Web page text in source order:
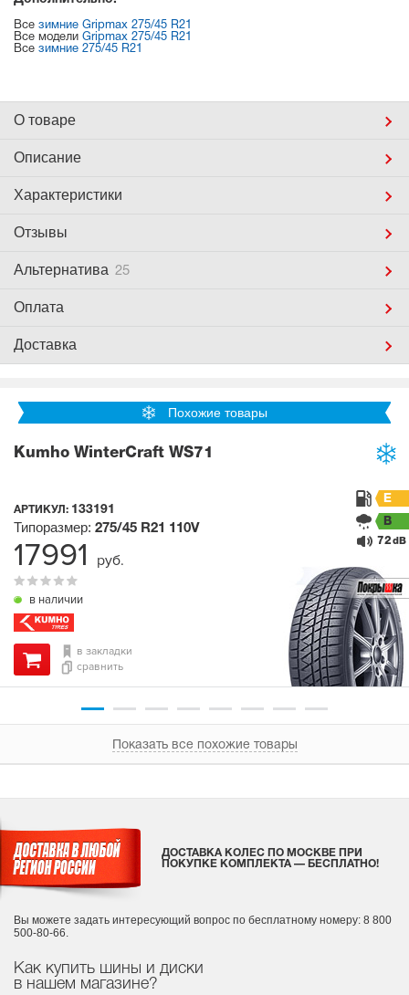
Все зимние Gripmax 275/45 R21
Все модели Gripmax 275/45 R21
Все зимние 275/45 R21
О товаре
Описание
Характеристики
Отзывы
Альтернатива 25
Оплата
Доставка
Похожие товары
Kumho WinterCraft WS71
АРТИКУЛ: 133191
в наличии
Типоразмер: 275/45 R21 110V
E
B
72 dB
в закладки
сравнить
17991 руб.
Показать все похожие товары
Как купить шины и диски
в нашем магазине?
ДОСТАВКА КОЛЕС ПО МОСКВЕ ПРИ
ПОКУПКЕ КОМПЛЕКТА — БЕСПЛАТНО!
Вы можете задать интересующий вопрос по бесплатному номеру: 8 800
500-80-66.